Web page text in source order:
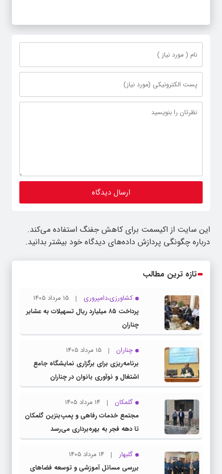
این سایت از اکیسمت برای کاهش جفنگ استفاده می‌کند.
درباره چگونگی پردازش داده‌های دیدگاه خود بیشتر بدانید.
تازه ترین مطالب
کشاورزی،دامپروری
15 مرداد 1405
پرداخت ۸۵ میلیارد ریال تسهیلات به عشایر
چناران
چناران
15 مرداد 1405
برنامه‌ریزی برای برگزاری نمایشگاه جامع
اشتغال و نوآوری بانوان در چناران
گلمکان
14 مرداد 1405
مجتمع خدمات رفاهی و پمپ‌بنزین گلمکان
تا دهه فجر به بهره‌برداری می‌رسد
گلبهار
14 مرداد 1405
بررسی مسائل آموزشی و توسعه فضاهای